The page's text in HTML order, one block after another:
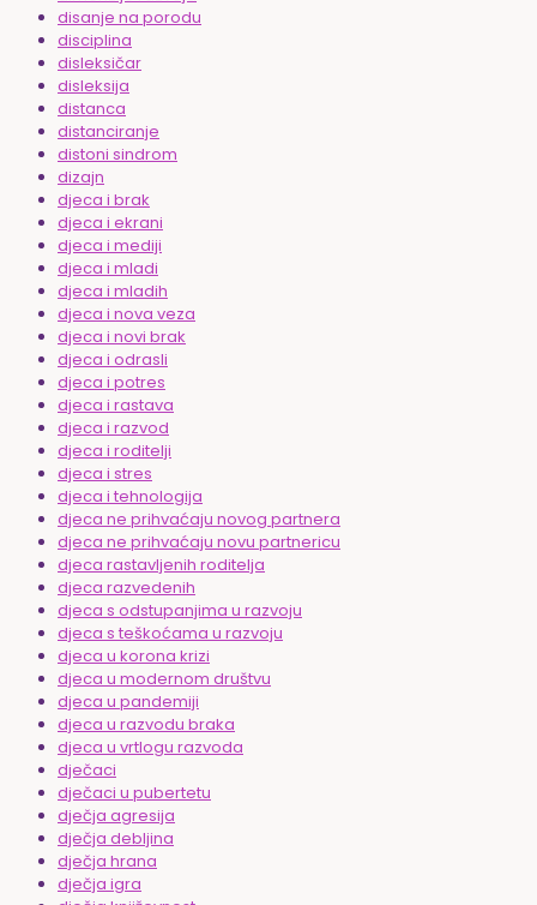
disanje na porodu
disciplina
disleksičar
disleksija
distanca
distanciranje
distoni sindrom
dizajn
djeca i brak
djeca i ekrani
djeca i mediji
djeca i mladi
djeca i mladih
djeca i nova veza
djeca i novi brak
djeca i odrasli
djeca i potres
djeca i rastava
djeca i razvod
djeca i roditelji
djeca i stres
djeca i tehnologija
djeca ne prihvaćaju novog partnera
djeca ne prihvaćaju novu partnericu
djeca rastavljenih roditelja
djeca razvedenih
djeca s odstupanjima u razvoju
djeca s teškoćama u razvoju
djeca u korona krizi
djeca u modernom društvu
djeca u pandemiji
djeca u razvodu braka
djeca u vrtlogu razvoda
dječaci
dječaci u pubertetu
dječja agresija
dječja debljina
dječja hrana
dječja igra